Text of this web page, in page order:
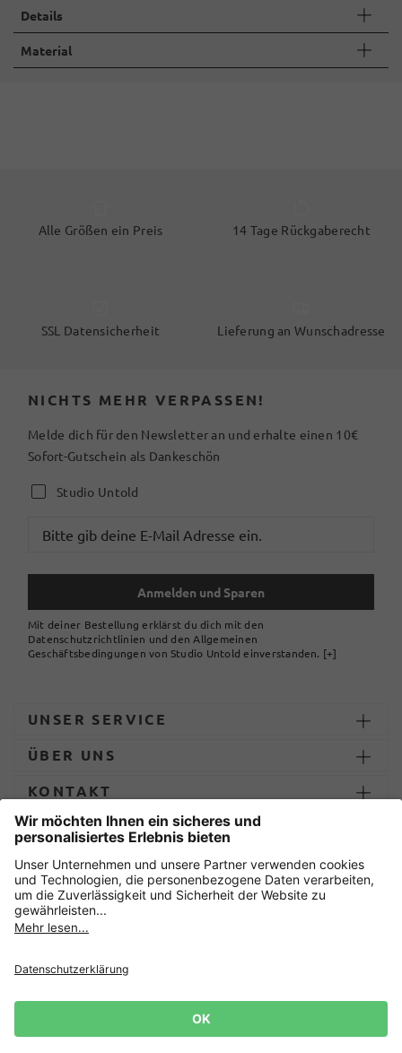
Details
Material
Alle Größen ein Preis 14 Tage Rückgaberecht
SSL Datensicherheit Lieferung an Wunschadresse
NICHTS MEHR VERPASSEN!
Melde dich für den Newsletter an und erhalte einen 10€
Sofort-Gutschein als Dankeschön
Studio Untold
Anmelden und Sparen
Mit deiner Bestellung erklärst du dich mit den
Datenschutzrichtlinien und den Allgemeinen
Geschäftsbedingungen von Studio Untold einverstanden. [+]
UNSER SERVICE
ÜBER UNS
KONTAKT
ZAHLUNG UND LIEFERUNG
Sicher einkaufen mit
Impressum
Cookie-Einstellungen
Lieferbedingungen